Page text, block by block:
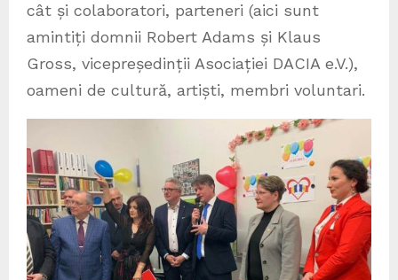
cât și colaboratori, parteneri (aici sunt
amintiți domnii Robert Adams și Klaus
Gross, vicepreședinții Asociației DACIA e.V.),
oameni de cultură, artiști, membri voluntari.